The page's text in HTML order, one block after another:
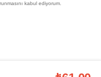
kabul ediyorum.
. Tüm hakları saklıdır.